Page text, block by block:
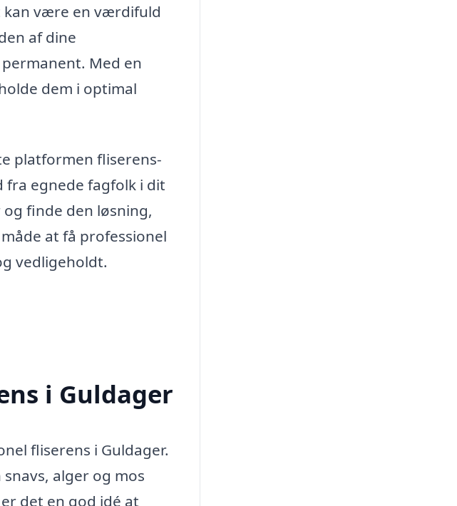
kan være en værdifuld
af dine
Med en
dem i optimal
platformen fliserens-
egnede fagfolk i dit
finde den løsning,
at få professionel
vedligeholdt.
i Guldager
fliserens i Guldager.
alger og mos
det en god idé at